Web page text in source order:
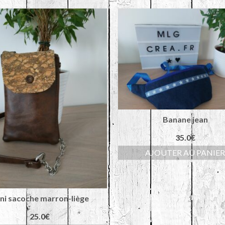
sacoche marron-liège
25.0€
Banane jean
35.0€
AJOUTER AU PANIER